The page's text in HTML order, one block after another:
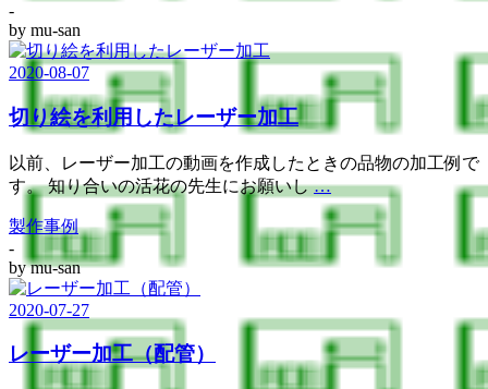
-
by mu-san
2020-08-07
切り絵を利用したレーザー加工
以前、レーザー加工の動画を作成したときの品物の加工例で
す。 知り合いの活花の先生にお願いし…
製作事例
-
bymu-san
2020-07-27
レーザー加工（配管）